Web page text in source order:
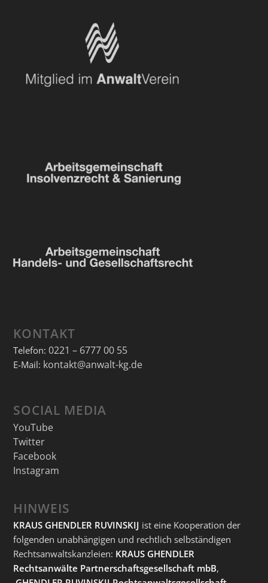
KONTAKT
Telefon: 0221 – 6777 00 55
E-Mail: kontakt@anwalt-kg.de
SOCIAL MEDIA
YouTube
Twitter
Facebook
Instagram
HINWEIS
KRAUS GHENDLER RUVINSKIJ ist eine Kooperation der
folgenden unabhängigen und rechtlich selbständigen
Rechtsanwaltskanzleien: KRAUS GHENDLER
Rechtsanwälte Partnerschaftsgesellschaft mbB,